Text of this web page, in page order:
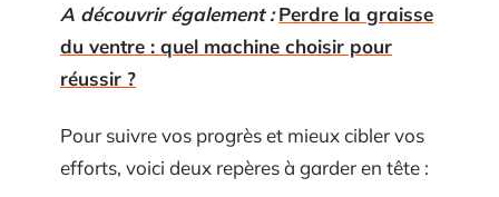
A découvrir également : Perdre la graisse
du ventre : quel machine choisir pour
réussir ?
Pour suivre vos progrès et mieux cibler vos
efforts, voici deux repères à garder en tête :